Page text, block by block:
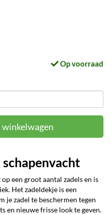
Op voorraad
winkelwagen
een groot aantal zadels en is
Het zadeldekje is een
je zadel te beschermen tegen
en nieuwe frisse look te geven.